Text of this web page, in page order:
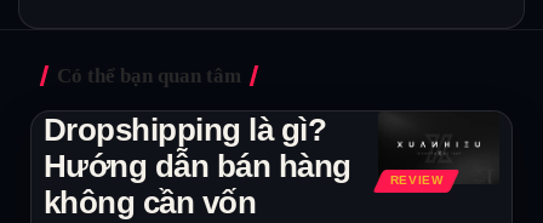
Có thể bạn quan tâm
REVIEW
Dropshipping là gì?
Hướng dẫn bán hàng
không cần vốn